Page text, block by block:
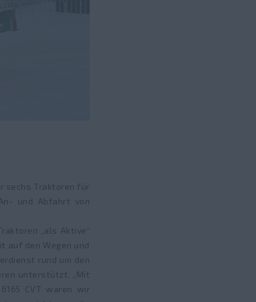
sechs Traktoren für
und Abfahrt von
„als Aktive“
auf den Wegen und
rund um den
unterstützt. „Mit
CVT waren wir